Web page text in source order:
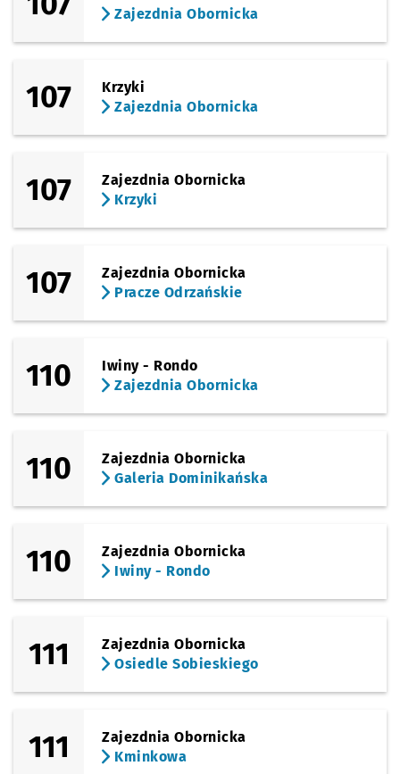
Zajezdnia Obornicka
107
Krzyki
Zajezdnia Obornicka
107
Zajezdnia Obornicka
Krzyki
107
Zajezdnia Obornicka
Pracze Odrzańskie
110
Iwiny - Rondo
Zajezdnia Obornicka
110
Zajezdnia Obornicka
Galeria Dominikańska
110
Zajezdnia Obornicka
Iwiny - Rondo
111
Zajezdnia Obornicka
Osiedle Sobieskiego
111
Zajezdnia Obornicka
Kminkowa